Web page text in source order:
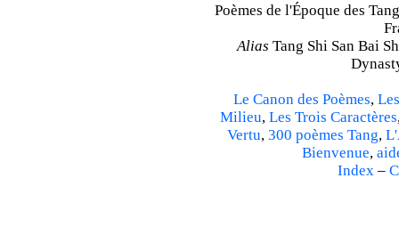
Poèmes de l'Époque des
Alias Tang Shi San Bai
Le Canon des Poèmes,
Milieu, Les Trois Caractères
Vertu, 300 poèmes Tang,
Bienvenue,
Index–